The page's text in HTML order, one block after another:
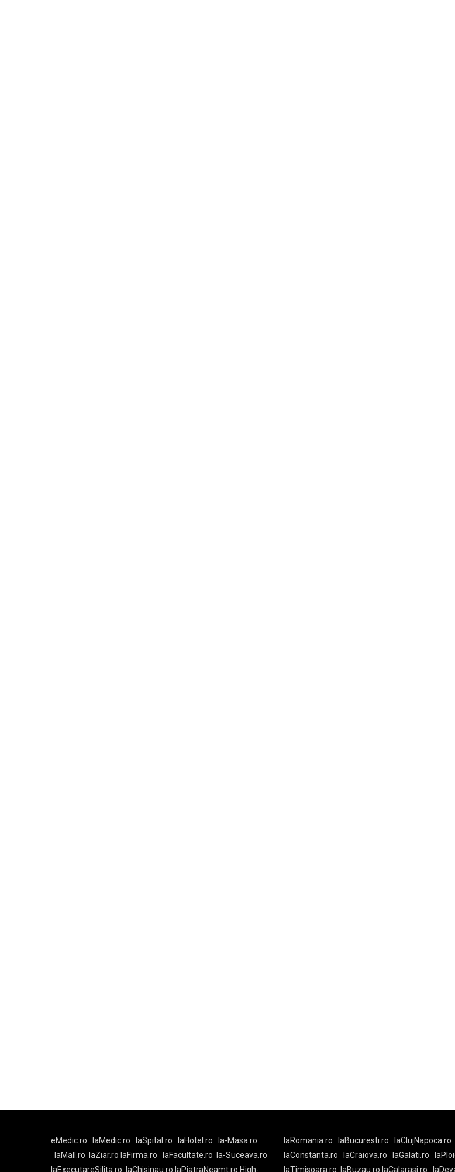
eMedic.ro laMedic.ro laSpital.ro laHotel.ro
la-Masa.ro
laMall.ro
laZiar.ro laFirma.ro laFacultate.ro
la-Suceava.ro
laExecutareSilita.ro
laChisinau.ro laPiatraNeamt.ro High-
laRomania.ro laBucuresti.ro
laClujNapoca.ro
laConstanta.ro
laCraiova.ro laGalati.ro
laTimisoara.ro
laBuzau.ro laCalarasi.ro